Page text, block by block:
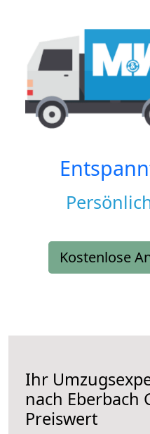
Kostenlose
Ihr
nach Eberbach
Preiswert